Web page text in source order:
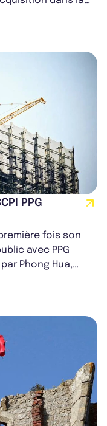
PPG
fois son
avec PPG
Phong Hua,
d...